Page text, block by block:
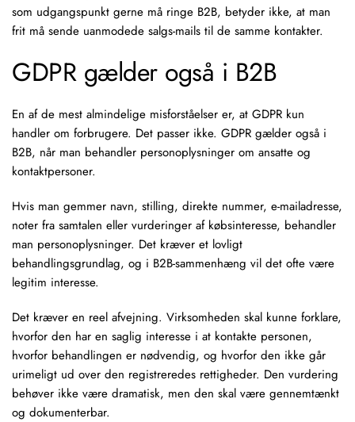
som udgangspunkt gerne må ringe B2B, betyder ikke, at man
frit må sende uanmodede salgs-mails til de samme kontakter.
GDPR gælder også i B2B
En af de mest almindelige misforståelser er, at GDPR kun
handler om forbrugere. Det passer ikke. GDPR gælder også i
B2B, når man behandler personoplysninger om ansatte og
kontaktpersoner.
Hvis man gemmer navn, stilling, direkte nummer, e-mailadresse,
noter fra samtalen eller vurderinger af købsinteresse, behandler
man personoplysninger. Det kræver et lovligt
behandlingsgrundlag, og i B2B-sammenhæng vil det ofte være
legitim interesse.
Det kræver en reel afvejning. Virksomheden skal kunne forklare,
hvorfor den har en saglig interesse i at kontakte personen,
hvorfor behandlingen er nødvendig, og hvorfor den ikke går
urimeligt ud over den registreredes rettigheder. Den vurdering
behøver ikke være dramatisk, men den skal være gennemtænkt
og dokumenterbar.